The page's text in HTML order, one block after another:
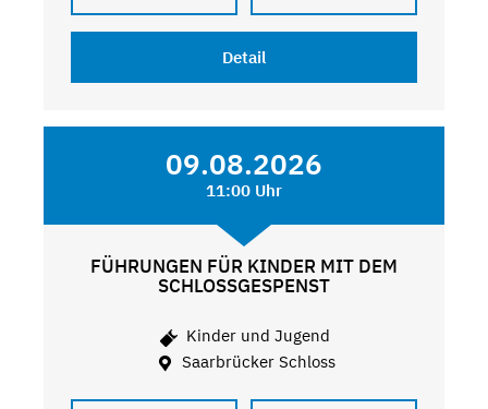
Detail
09.08.2026
11:00 Uhr
FÜHRUNGEN FÜR KINDER MIT DEM
SCHLOSSGESPENST
Kinder und Jugend
Saarbrücker Schloss